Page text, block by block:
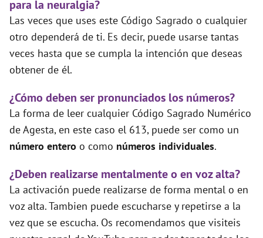
para la neuralgia?
Las veces que uses este Código Sagrado o cualquier
otro dependerá de ti. Es decir, puede usarse tantas
veces hasta que se cumpla la intención que deseas
obtener de él.
¿Cómo deben ser pronunciados los números?
La forma de leer cualquier Código Sagrado Numérico
de Agesta, en este caso el 613, puede ser como un
número entero o como números individuales.
¿Deben realizarse mentalmente o en voz alta?
La activación puede realizarse de forma mental o en
voz alta. Tambien puede escucharse y repetirse a la
vez que se escucha. Os recomendamos que visiteis